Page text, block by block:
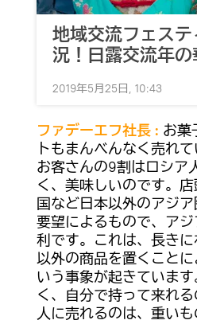
地域交流フェス
況！日露交流年の
2019年5月25日, 10:43
ファデーエフ社長 : お菓
トもまんべんなく売れ
お客さんの9割はロシア
く、美味しいのです。
国など日本以外のアジ
要望によるもので、ア
利です。これは、長き
以外の商品を置くこと
いう事象が起きていま
く、自分で持って来れ
人に売れるのは、重いも